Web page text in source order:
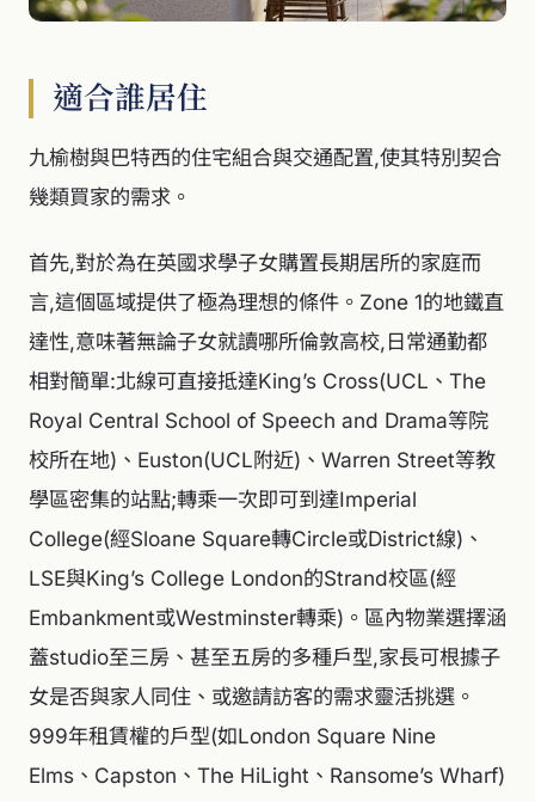
適合誰居住
九榆樹與巴特西的住宅組合與交通配置,使其特別契合
幾類買家的需求。
首先,對於為在英國求學子女購置長期居所的家庭而
言,這個區域提供了極為理想的條件。Zone 1的地鐵直
達性,意味著無論子女就讀哪所倫敦高校,日常通勤都
相對簡單:北線可直接抵達King’s Cross(UCL、The
Royal Central School of Speech and Drama等院
校所在地)、Euston(UCL附近)、Warren Street等教
學區密集的站點;轉乘一次即可到達Imperial
College(經Sloane Square轉Circle或District線)、
LSE與King’s College London的Strand校區(經
Embankment或Westminster轉乘)。區內物業選擇涵
蓋studio至三房、甚至五房的多種戶型,家長可根據子
女是否與家人同住、或邀請訪客的需求靈活挑選。
999年租賃權的戶型(如London Square Nine
Elms、Capston、The HiLight、Ransome’s Wharf)